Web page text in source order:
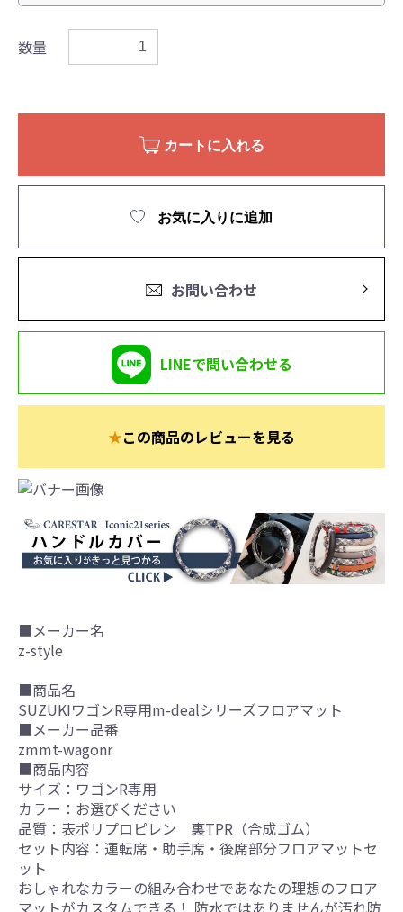
数量
カートに入れる
お気に入りに追加
お問い合わせ
LINEで問い合わせる
★この商品のレビューを見る
■メーカー名
z-style
■商品名
SUZUKIワゴンR専用m-dealシリーズフロアマット
■メーカー品番
zmmt-wagonr
■商品内容
サイズ：ワゴンR専用
カラー：お選びください
品質：表ポリプロピレン 裏TPR（合成ゴム）
セット内容：運転席・助手席・後席部分フロアマットセ
ット
おしゃれなカラーの組み合わせであなたの理想のフロア
マットがカスタムできる！ 防水ではありませんが汚れ防